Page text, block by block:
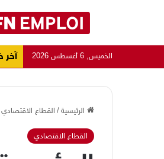
الخميس, 6 أغسطس 2026 آخر
الرئيسية/ القطاع الاقتصادي
القطاع الاقتصادي